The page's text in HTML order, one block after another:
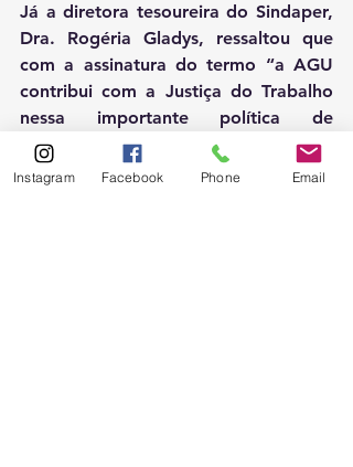
Já a diretora tesoureira do Sindaper,
Dra. Rogéria Gladys, ressaltou que
com a assinatura do termo “a AGU
contribui com a Justiça do Trabalho
nessa importante política de
resolução consensual dos conflitos,
assegurando o direito dos
Instagram Facebook Phone Email